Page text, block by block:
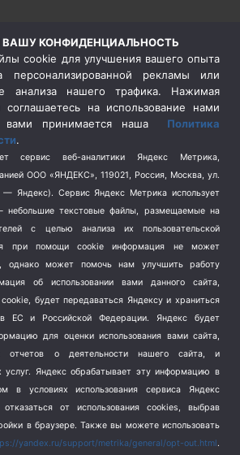
(3)
(3)
(404)
КОНФИДЕНЦИАЛЬНОСТЬ
cookie для улучшения вашего опыта
персонализированной рекламы или
анализа нашего трафика. Нажимая
на использование нами
вами принимается наша Политика
.
сервис веб-аналитики Яндекс Метрика,
ООО «ЯНДЕКС», 119021, Россия, Москва, ул.
Яндекс). Сервис Яндекс Метрика использует
небольшие текстовые файлы, размещаемые на
с целью анализа их пользовательской
при помощи cookie информация не может
однако может помочь нам улучшить работу
об использовании вами данного сайта,
будет передаваться Яндексу и храниться
ЕС и Российской Федерации. Яндекс будет
для оценки использования вами сайта,
отчетов о деятельности нашего сайта, и
услуг. Яндекс обрабатывает эту информацию в
в условиях использования сервиса Яндекс
от использования cookies, выбрав
в браузере. Также вы можете использовать
yandex.ru/support/metrika/general/opt-out.html.